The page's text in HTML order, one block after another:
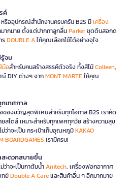
ค์
รืออุปกรณ์สำนักงานครบครัน B2S มีเครื่อง
มากมาย ตั้งแต่ปากกาลูกลื่นParkerชุดดินสอกด
รDOUBLE Aให้คุณเลือกใช้ได้อย่างจุใจ
จบ
มือสำหรับคนสร้างสรรค์ตัวจริง ทั้งสีไม้Colleen,
DIY ต่างๆ จากMONT MARTEให้คุณ
เทศกาล
องขวัญสุดพิเศษสำหรับทุกโอกาส B2S เราคัด
สไตล์ เหมาะสำหรับทุกเพศทุกวัย สร้างความสุข
าจะเป็น กระเป๋าเก็บอุณหภูมิKAKAO
BOARDGAMES เรามีครบ!
สะดวกสบายขึ้น
ว่าจะเป็นกาต้มน้ำAnitech, เครื่องฟอกอากาศ
ทย์Double A Careและสินค้าอื่น ๆ อีกมากมาย